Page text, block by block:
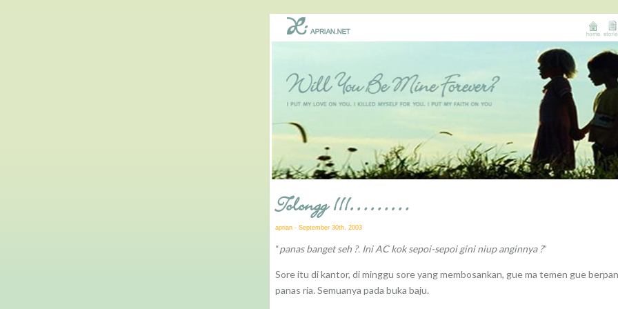
Tolongg !!!………
aprian - September 30th, 2003
“panas banget seh ?. Ini AC kok sepoi-sepoi gini niup anginnya ?”
Sore itu di kantor, di minggu sore yang membosankan, gue ma temen gue
panas ria. Semuanya pada buka baju.